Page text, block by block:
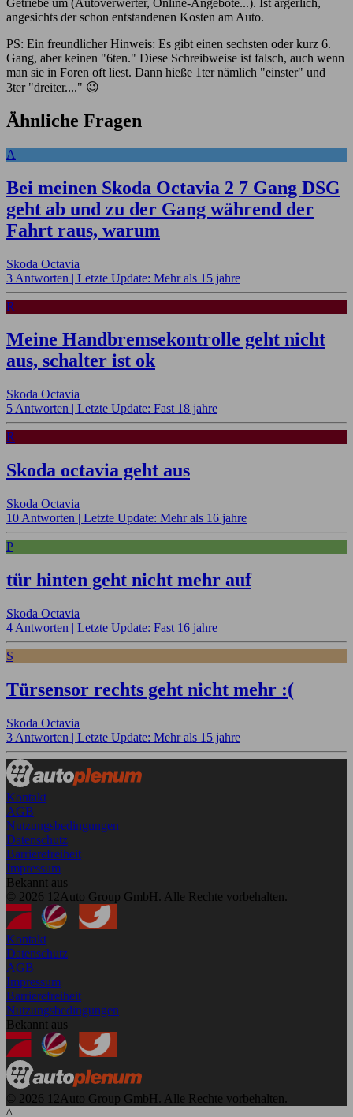
angesichts der schon entstandenen Kosten am Auto.
PS: Ein freundlicher Hinweis: Es gibt einen sechsten oder kurz 6.
Gang, aber keinen "6ten." Diese Schreibweise ist falsch, auch wenn
man sie in Foren oft liest. Dann hieße 1ter nämlich "einster" und
3ter "dreiter...." 😉
Ähnliche Fragen
A
Bei meinen Skoda Octavia 2 7 Gang DSG
geht ab und zu der Gang während der
Fahrt raus, warum
Skoda Octavia
3 Antworten | Letzte Update: Mehr als 15 jahre
R
Meine Handbremsekontrolle geht nicht
aus, schalter ist ok
Skoda Octavia
5 Antworten | Letzte Update: Fast 18 jahre
R
Skoda octavia geht aus
Skoda Octavia
10 Antworten | Letzte Update: Mehr als 16 jahre
P
tür hinten geht nicht mehr auf
Skoda Octavia
4 Antworten | Letzte Update: Fast 16 jahre
S
Türsensor rechts geht nicht mehr :(
Skoda Octavia
3 Antworten | Letzte Update: Mehr als 15 jahre
Kontakt
AGB
Nutzungsbedingungen
Datenschutz
Barrierefreiheit
Impressum
Bekannt aus
© 2026 12Auto Group GmbH. Alle Rechte vorbehalten.
Kontakt
Datenschutz
AGB
Impressum
Barrierefreiheit
Nutzungsbedingungen
Bekannt aus
© 2026 12Auto Group GmbH. Alle Rechte vorbehalten.
^